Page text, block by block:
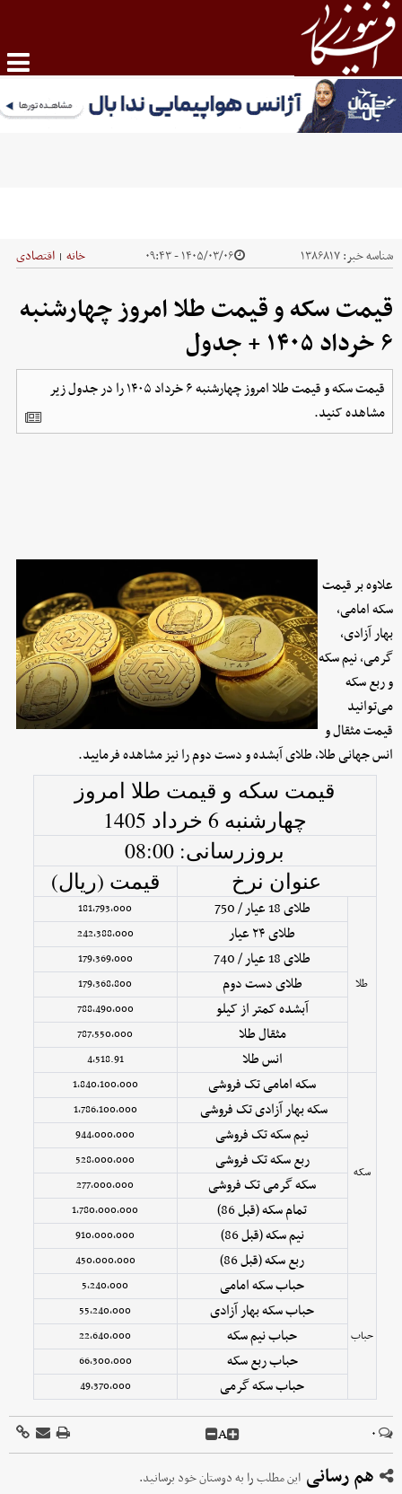
شناسه خبر:۱۳۸۶۸۱۷ ۱۴۰۵/۰۳/۰۶ - ۰۹:۴۳ خانه | اقتصادی
قیمت سکه و قیمت طلا امروز چهارشنبه
۶ خرداد ۱۴۰۵ + جدول
قیمت سکه و قیمت طلا امروز چهارشنبه ۶ خرداد ۱۴۰۵ را در جدول زیر
مشاهده کنید.
علاوه بر قیمت
سکه امامی،
بهار آزادی،
گرمی، نیم سکه
و ربع سکه
می‌توانید
قیمت مثقال و
انس جهانی طلا، طلای آبشده و دست دوم را نیز مشاهده فرمایید.
قیمت سکه و قیمت طلا امروز
چهارشنبه 6 خرداد 1405
بروزرسانی: 08:00
عنوان نرخ
قیمت (ریال)
طلا
طلای 18 عیار / 750 181,793,000
طلای ۲۴ عیار 242,388,000
طلای 18 عیار / 740 179,369,000
طلای دست دوم 179,368,800
آبشده کمتر از کیلو 788,490,000
مثقال طلا 787,550,000
انس طلا 4,518.91
سکه
سکه امامی تک فروشی 1,840,100,000
سکه بهار آزادی تک فروشی 1,786,100,000
نیم سکه تک فروشی 944,000,000
ربع سکه تک فروشی 528,000,000
سکه گرمی تک فروشی 277,000,000
تمام سکه (قبل 86) 1,780,000,000
نیم سکه (قبل 86) 910,000,000
ربع سکه (قبل 86) 450,000,000
حباب
حباب سکه امامی 5,240,000
حباب سکه بهار آزادی 55,240,000
حباب نیم سکه 22,640,000
حباب ربع سکه 66,300,000
حباب سکه گرمی 49,370,000
۰ A
هم رسانی این مطلب را به دوستان خود برسانید.